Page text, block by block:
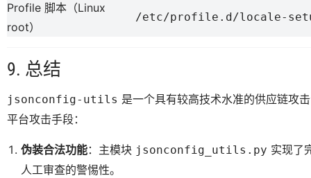
Profile 脚本（Linux
root）
/etc/profile.d/locale-
9. 总结
jsonconfig-utils 是一个具有较高技术水准的供应链攻
平台攻击手段：
伪装合法功能：主模块 jsonconfig_utils.py 实现了
人工审查的警惕性。